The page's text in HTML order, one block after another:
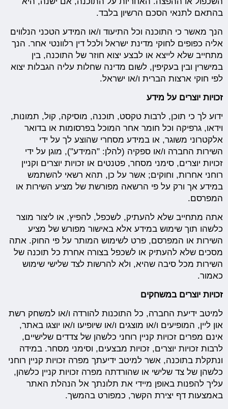
בהתאם לתנאי הסכם הרשיון בלבד.
הנך מאשר כי התוכנה וכל התיעוד ו/או המידע הטכני הנלווים
אליה כפופים לחוקי מדינת ישראל ולכל דין רלוונטי אחר. הנך
מתחייב שלא לייצא או לבצע יצוא חוזר של התוכנה, בין
במישרין ובין בעקיפין, לשום מדינה שחלות עליה הגבלות יצוא
לפי חוקי ארצות הברית ו/או ישראל.
זכויות יוצרים על מידע
ידוע לך כי תוכן, לרבות טקסט, תוכנה, מוסיקה, קול, תמונות,
וידאו, גרפיקה וכל חומר אחר המוכל בפרסומות או בדואר
אלקטרוני משוגר, או במידע מסחרי שהוצע לך על ידי
השירות החברה ו/או ספקיה (להלן: "המידע"), מוגן על ידי
זכויות יוצרים, סימני מסחר, פטנטים או זכויות יוצרים וקניין
רוחני אחרות, וחוקים; אשר על כן, תהא רשאי להשתמש
במידע אך ורק על פי הרשאה מפורשת של מציע השירות או
המפרסם.
אתה מתחייב שלא להעתיק, לשכפל, להפיץ, או ליצור מוצר
כלשהו תוך שימוש במידע אלא באישור מפורש של מציע
השירות או המפרסם, פרט לשימוש המותר על פי החוק. אתה
מסכים שלא להעתיק או לשכפל בצורה אחרת כל תוכנה של
השירות מכל סיבה שהיא, ולא להרשות לצד שלישי שימוש
כאמור.
זכויות יוצרים במשחקים
למיטב ידיעת החברה, כל התוכנות להורדה ו/או למשחק רשת
און ליין, המופיעים ו/או מוצגים ו/או שיופיעו ו/או יוצגו באתר,
אינם מפרים זכויות קניין רוחני כלשהן של צדדים שלישיים,
לרבות זכויות יוצרים, זכויות מבצעים, וסימני מסחר. במידה
ונתקלת בתוכנה, אשר למיטב ידיעתך מפרה זכויות קניין רוחני
כלשהן של צד שלישי או שהורדתה מפרה זכויות קניין כלשהן,
עליך להפנות באופן מיידי את תלונתך אל הנהלת האתר
באמצעות דף יצירת הקשר, כמפורט בהמשך.